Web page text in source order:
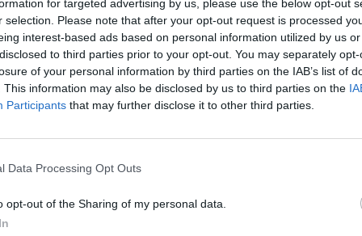
for targeted advertising by us, please use the below opt-out
selection. Please note that after your opt-out request is processed
interest-based ads based on personal information utilized by us
to third parties prior to your opt-out. You may separately
of your personal information by third parties on the IAB’s list of
This information may also be disclosed by us to third parties on the
Participants that may further disclose it to other third parties.
Data Processing Opt Outs
opt-out of the Sharing of my personal data.
Marijampolės Sūduva-Mantinga Kauno Žalgiris-2
Visi įrašai
–
Liūdna vyresnio amžiaus dirbančiųjų
užgaulūs įvardžiai